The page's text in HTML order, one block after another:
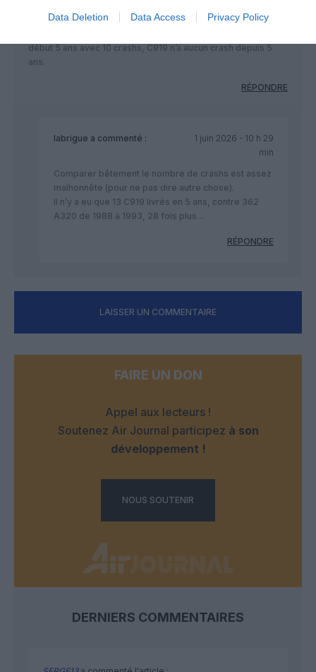
Data Deletion Data Access Privacy Policy
Kicker a commenté :
30 mai 2026 - 15 h 27 min
début 5 ans avec 10 crashs, C919 n’a aucun crash depuis 5
ans.
RÉPONDRE
labrigue a commenté :
1 juin 2026 - 10 h 29
min
Comparer bêtement le nombre de crashs est assez
malhonnête (pour ne pas dire autre chose).
Il n’y a eu que 13 C919 livrés en 5 ans, contre 362
A320 de 1988 à 1993, 28 fois plus…
RÉPONDRE
LAISSER UN COMMENTAIRE
FAIRE UN DON
Appel aux lecteurs !
Soutenez Air Journal participez à son
développement !
NOUS SOUTENIR
DERNIERS COMMENTAIRES